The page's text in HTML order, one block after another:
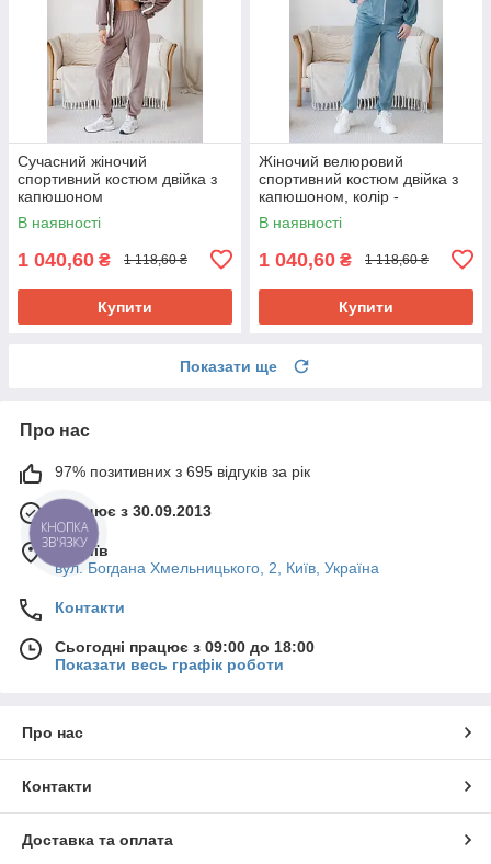
Сучасний жіночий
спортивний костюм двійка з
капюшоном
кольору капучино
В наявності
1 040,60 ₴ 1 118,60 ₴
Купити
Жіночий велюровий
спортивний костюм двійка з
капюшоном, колір -
ментоловий 54
В наявності
1 040,60 ₴ 1 118,60 ₴
Купити
Показати ще
Про нас
97% позитивних з 695 відгуків за рік
Працює з 30.09.2013
м. Київ
вул. Богдана Хмельницького, 2, Київ, Україна
Контакти
Сьогодні працює з 09:00 до 18:00
Показати весь графік роботи
Про нас
Контакти
Доставка та оплата
КНОПКА
ЗВ'ЯЗКУ